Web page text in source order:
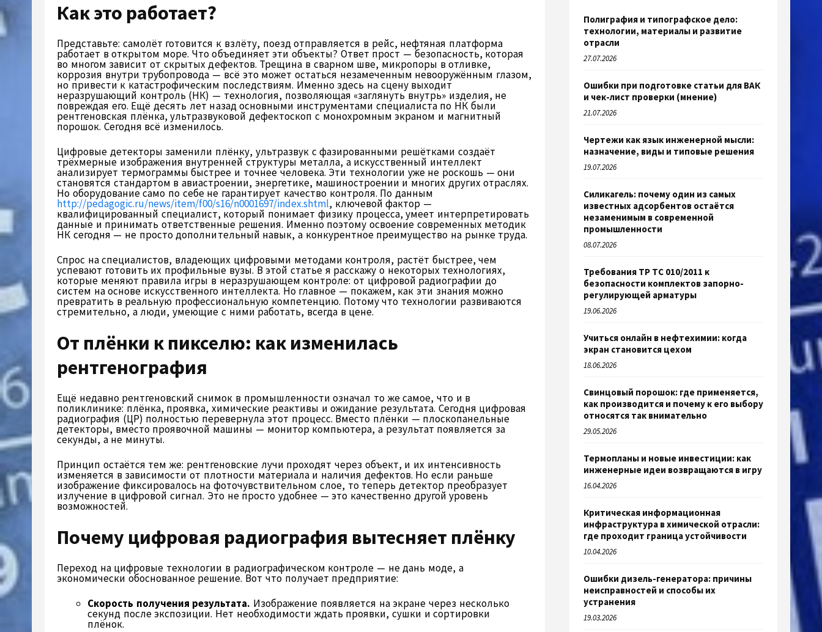
Как это работает?
Представьте: самолёт готовится к взлёту, поезд отправляется в рейс, нефтяная платформа
работает в открытом море. Что объединяет эти объекты? Ответ прост — безопасность, которая
во многом зависит от скрытых дефектов. Трещина в сварном шве, микропоры в отливке,
коррозия внутри трубопровода — всё это может остаться незамеченным невооружённым глазом,
но привести к катастрофическим последствиям. Именно здесь на сцену выходит
неразрушающий контроль (НК) — технология, позволяющая «заглянуть внутрь» изделия, не
повреждая его. Ещё десять лет назад основными инструментами специалиста по НК были
рентгеновская плёнка, ультразвуковой дефектоскоп с монохромным экраном и магнитный
порошок. Сегодня всё изменилось.
Цифровые детекторы заменили плёнку, ультразвук с фазированными решётками создаёт
трёхмерные изображения внутренней структуры металла, а искусственный интеллект
анализирует термограммы быстрее и точнее человека. Эти технологии уже не роскошь — они
становятся стандартом в авиастроении, энергетике, машиностроении и многих других отраслях.
Но оборудование само по себе не гарантирует качество контроля. По данным
http://pedagogic.ru/news/item/f00/s16/n0001697/index.shtml, ключевой фактор —
квалифицированный специалист, который понимает физику процесса, умеет интерпретировать
данные и принимать ответственные решения. Именно поэтому освоение современных методик
НК сегодня — не просто дополнительный навык, а конкурентное преимущество на рынке труда.
Спрос на специалистов, владеющих цифровыми методами контроля, растёт быстрее, чем
успевают готовить их профильные вузы. В этой статье я расскажу о некоторых технологиях,
которые меняют правила игры в неразрушающем контроле: от цифровой радиографии до
систем на основе искусственного интеллекта. Но главное — покажем, как эти знания можно
превратить в реальную профессиональную компетенцию. Потому что технологии развиваются
стремительно, а люди, умеющие с ними работать, всегда в цене.
От плёнки к пикселю: как изменилась
рентгенография
Ещё недавно рентгеновский снимок в промышленности означал то же самое, что и в
поликлинике: плёнка, проявка, химические реактивы и ожидание результата. Сегодня цифровая
радиография (ЦР) полностью перевернула этот процесс. Вместо плёнки — плоскопанельные
детекторы, вместо проявочной машины — монитор компьютера, а результат появляется за
секунды, а не минуты.
Принцип остаётся тем же: рентгеновские лучи проходят через объект, и их интенсивность
изменяется в зависимости от плотности материала и наличия дефектов. Но если раньше
изображение фиксировалось на фоточувствительном слое, то теперь детектор преобразует
излучение в цифровой сигнал. Это не просто удобнее — это качественно другой уровень
возможностей.
Почему цифровая радиография вытесняет плёнку
Переход на цифровые технологии в радиографическом контроле — не дань моде, а
экономически обоснованное решение. Вот что получает предприятие:
Скорость получения результата. Изображение появляется на экране через несколько
секунд после экспозиции. Нет необходимости ждать проявки, сушки и сортировки
плёнок.
Полиграфия и типографское дело:
технологии, материалы и развитие
отрасли
27.07.2026
Ошибки при подготовке статьи для ВАК
и чек-лист проверки (мнение)
21.07.2026
Чертежи как язык инженерной мысли:
назначение, виды и типовые решения
19.07.2026
Силикагель: почему один из самых
известных адсорбентов остаётся
незаменимым в современной
промышленности
08.07.2026
Требования ТР ТС 010/2011 к
безопасности комплектов запорно-
регулирующей арматуры
19.06.2026
Учиться онлайн в нефтехимии: когда
экран становится цехом
18.06.2026
Свинцовый порошок: где применяется,
как производится и почему к его выбору
относятся так внимательно
29.05.2026
Термопланы и новые инвестиции: как
инженерные идеи возвращаются в игру
16.04.2026
Критическая информационная
инфраструктура в химической отрасли:
где проходит граница устойчивости
10.04.2026
Ошибки дизель-генератора: причины
неисправностей и способы их
устранения
19.03.2026